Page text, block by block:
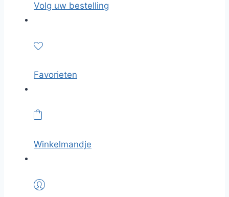
Volg uw bestelling
Favorieten
Winkelmandje